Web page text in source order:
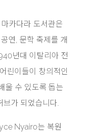
카다라 도서관은
연, 문학 축제를 개
년대 이탈리아 전
린이들이 창의적인
울 수 있도록 돕는
가 되었습니다.
Nyairo는 복원